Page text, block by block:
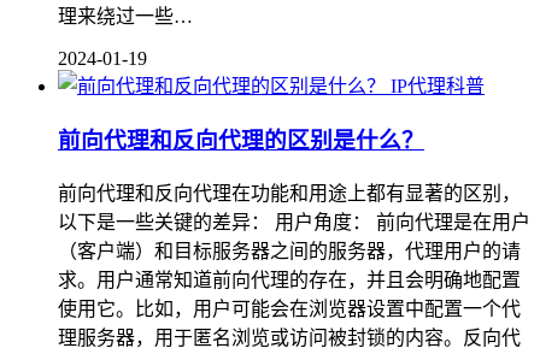
理来绕过一些…
2024-01-19
IP代理科普
前向代理和反向代理的区别是什么？
前向代理和反向代理在功能和用途上都有显著的区别，
以下是一些关键的差异： 用户角度： 前向代理是在用户
（客户端）和目标服务器之间的服务器，代理用户的请
求。用户通常知道前向代理的存在，并且会明确地配置
使用它。比如，用户可能会在浏览器设置中配置一个代
理服务器，用于匿名浏览或访问被封锁的内容。反向代